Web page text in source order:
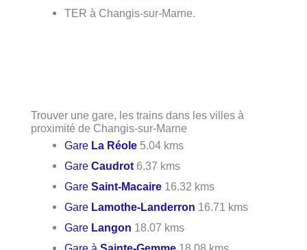
TER à Changis-sur-Marne.
Trouver une gare, les trains dans les villes à
proximité de Changis-sur-Marne
Gare La Réole 5.04 kms
GareCaudrot 6.37 kms
GareSaint-Macaire 16.32 kms
Gare Lamothe-Landerron 16.71 kms
Gare Langon 18.07 kms